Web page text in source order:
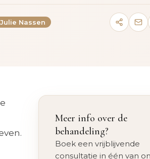
Nassen
Meer info over de
behandeling?
Boek een vrijblijvende
consultatie in één van